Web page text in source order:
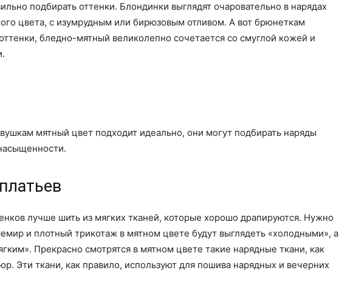
подбирать оттенки. Блондинки выглядят очаровательно в нарядах
цвета, с изумрудным или бирюзовым отливом. А вот брюнеткам
бледно-мятный великолепно сочетается со смуглой кожей и
мятный цвет подходит идеально, они могут подбирать наряды
лучше шить из мягких тканей, которые хорошо драпируются. Нужно
и плотный трикотаж в мятном цвете будут выглядеть «холодными», а
Прекрасно смотрятся в мятном цвете такие нарядные ткани, как
Эти ткани, как правило, используют для пошива нарядных и вечерних